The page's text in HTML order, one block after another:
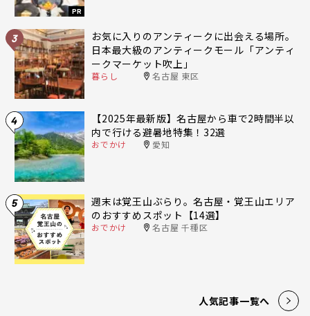
PR
3
お気に入りのアンティークに出会える場所。
日本最大級のアンティークモール「アンティ
ークマーケット吹上」
暮らし 名古屋 東区
4
【2025年最新版】名古屋から車で2時間半以
内で行ける避暑地特集！32選
おでかけ 愛知
5
週末は覚王山ぶらり。名古屋・覚王山エリア
のおすすめスポット【14選】
おでかけ 名古屋 千種区
人気記事一覧へ